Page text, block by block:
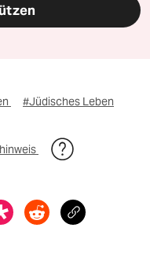
#Jüdisches Leben